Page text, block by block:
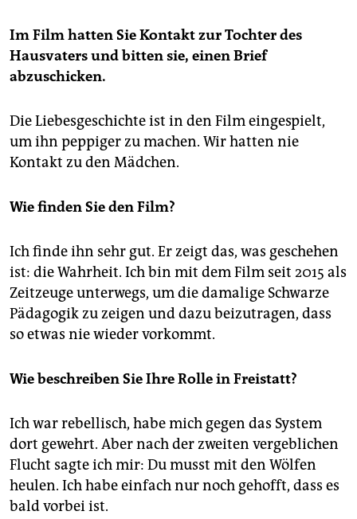
Im Film hatten Sie Kontakt zur Tochter des
Hausvaters und bitten sie, einen Brief
abzuschicken.
Die Liebesgeschichte ist in den Film eingespielt,
um ihn peppiger zu machen. Wir hatten nie
Kontakt zu den Mädchen.
Wie finden Sie den Film?
Ich finde ihn sehr gut. Er zeigt das, was geschehen
ist: die Wahrheit. Ich bin mit dem Film seit 2015 als
Zeitzeuge unterwegs, um die damalige Schwarze
Pädagogik zu zeigen und dazu beizutragen, dass
so etwas nie wieder vorkommt.
Wie beschreiben Sie Ihre Rolle in Freistatt?
Ich war rebellisch, habe mich gegen das System
dort gewehrt. Aber nach der zweiten vergeblichen
Flucht sagte ich mir: Du musst mit den Wölfen
heulen. Ich habe einfach nur noch gehofft, dass es
bald vorbei ist.